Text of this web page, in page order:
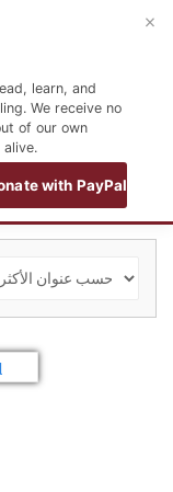
العربية
learn, and
We receive no
of our own
with PayPal
×